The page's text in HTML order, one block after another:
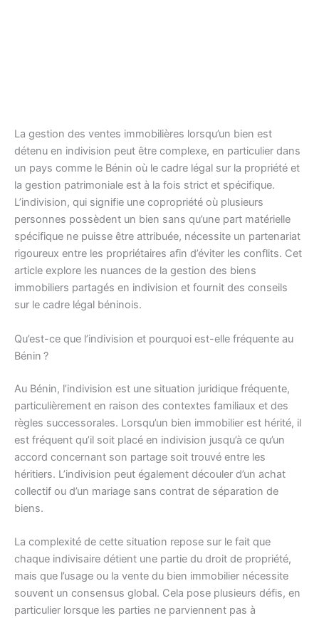
La gestion des ventes immobilières lorsqu’un bien est
détenu en indivision peut être complexe, en particulier dans
un pays comme le Bénin où le cadre légal sur la propriété et
la gestion patrimoniale est à la fois strict et spécifique.
L’indivision, qui signifie une copropriété où plusieurs
personnes possèdent un bien sans qu’une part matérielle
spécifique ne puisse être attribuée, nécessite un partenariat
rigoureux entre les propriétaires afin d’éviter les conflits. Cet
article explore les nuances de la gestion des biens
immobiliers partagés en indivision et fournit des conseils
sur le cadre légal béninois.
Qu’est-ce que l’indivision et pourquoi est-elle fréquente au
Bénin ?
Au Bénin, l’indivision est une situation juridique fréquente,
particulièrement en raison des contextes familiaux et des
règles successorales. Lorsqu’un bien immobilier est hérité, il
est fréquent qu’il soit placé en indivision jusqu’à ce qu’un
accord concernant son partage soit trouvé entre les
héritiers. L’indivision peut également découler d’un achat
collectif ou d’un mariage sans contrat de séparation de
biens.
La complexité de cette situation repose sur le fait que
chaque indivisaire détient une partie du droit de propriété,
mais que l’usage ou la vente du bien immobilier nécessite
souvent un consensus global. Cela pose plusieurs défis, en
particulier lorsque les parties ne parviennent pas à